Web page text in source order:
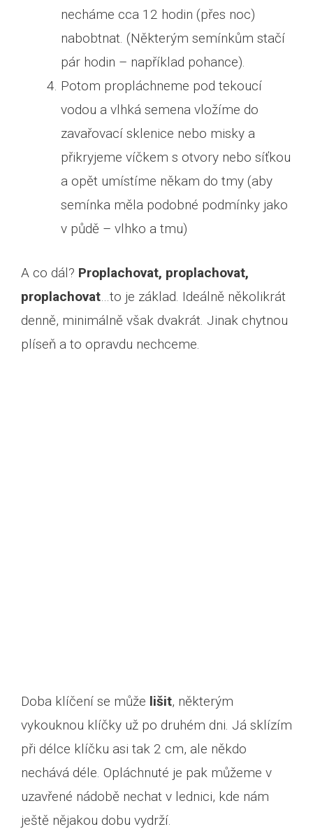
necháme cca 12 hodin (přes noc)
nabobtnat. (Některým semínkům stačí
pár hodin – například pohance).
Potom propláchneme pod tekoucí
vodou a vlhká semena vložíme do
zavařovací sklenice nebo misky a
přikryjeme víčkem s otvory nebo síťkou
a opět umístíme někam do tmy (aby
semínka měla podobné podmínky jako
v půdě – vlhko a tmu)
A co dál? Proplachovat, proplachovat,
proplachovat…to je základ. Ideálně několikrát
denně, minimálně však dvakrát. Jinak chytnou
plíseň a to opravdu nechceme.
Doba klíčení se může lišit, některým
vykouknou klíčky už po druhém dni. Já sklízím
při délce klíčku asi tak 2 cm, ale někdo
nechává déle. Opláchnuté je pak můžeme v
uzavřené nádobě nechat v lednici, kde nám
ještě nějakou dobu vydrží.